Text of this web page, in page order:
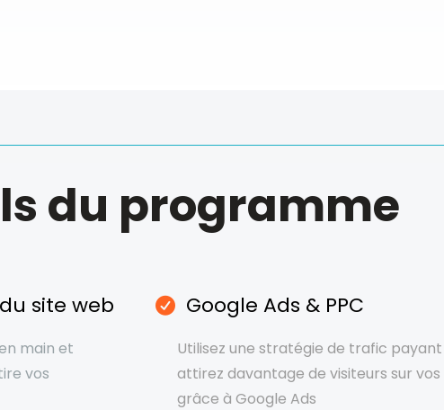
du programme
site web
main et
vos
Google Ads & PPC
Utilisez une stratégie de trafic
attirez davantage de visiteurs sur vos
grâce à Google Ads